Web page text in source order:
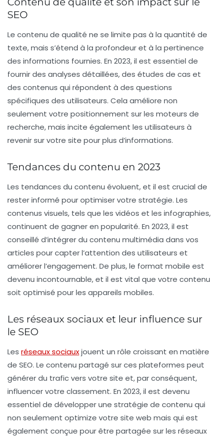
SEO
Le contenu de qualité ne se limite pas à la quantité de
texte, mais s’étend à la profondeur et à la pertinence
des informations fournies. En 2023, il est essentiel de
fournir des analyses détaillées, des études de cas et
des contenus qui répondent à des questions
spécifiques des utilisateurs. Cela améliore non
seulement votre positionnement sur les moteurs de
recherche, mais incite également les utilisateurs à
revenir sur votre site pour plus d’informations.
Tendances du contenu en 2023
Les tendances du contenu évoluent, et il est crucial de
rester informé pour optimiser votre stratégie. Les
contenus visuels, tels que les vidéos et les infographies,
continuent de gagner en popularité. En 2023, il est
conseillé d’intégrer du contenu multimédia dans vos
articles pour capter l’attention des utilisateurs et
améliorer l’engagement. De plus, le format mobile est
devenu incontournable, et il est vital que votre contenu
soit optimisé pour les appareils mobiles.
Les réseaux sociaux et leur influence sur
le SEO
Les réseaux sociauxjouent un rôle croissant en matière
de SEO. Le contenu partagé sur ces plateformes peut
générer du trafic vers votre site et, par conséquent,
influencer votre classement. En 2023, il est devenu
essentiel de développer une stratégie de contenu qui
non seulement optimize votre site web mais qui est
également conçue pour être partagée sur les réseaux